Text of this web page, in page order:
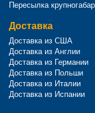
Пересылка
Доставка
Доставка из США
Доставка из Англии
Доставка из Германии
Доставка из Польши
Доставка из Италии
Доставка из Испании